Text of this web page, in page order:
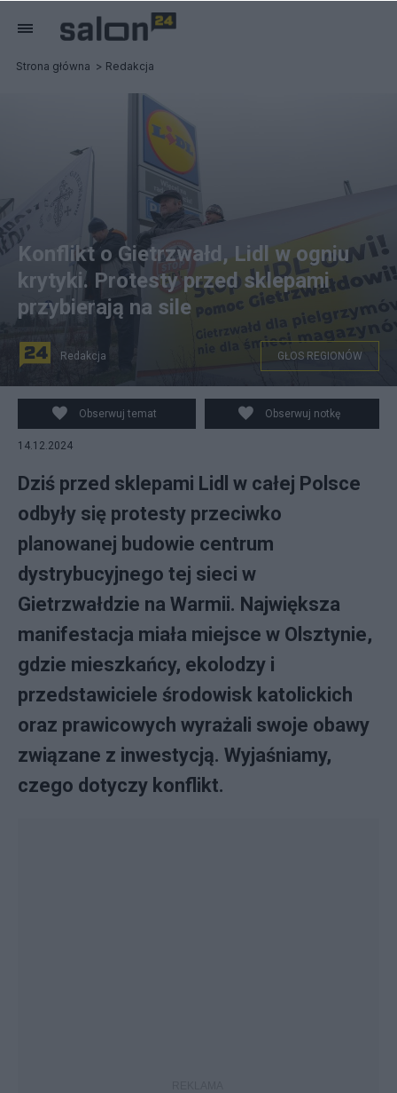
Strona główna Redakcja
fot. PAP/Tomasz Waszczuk
Konflikt o Gietrzwałd, Lidl w ogniu
krytyki. Protesty przed sklepami
przybierają na sile
Redakcja GŁOS REGIONÓW
Obserwuj temat Obserwuj notkę
14.12.2024
Dziś przed sklepami Lidl w całej Polsce
odbyły się protesty przeciwko
planowanej budowie centrum
dystrybucyjnego tej sieci w
Gietrzwałdzie na Warmii. Największa
manifestacja miała miejsce w Olsztynie,
gdzie mieszkańcy, ekolodzy i
przedstawiciele środowisk katolickich
oraz prawicowych wyrażali swoje obawy
związane z inwestycją. Wyjaśniamy,
czego dotyczy konflikt.